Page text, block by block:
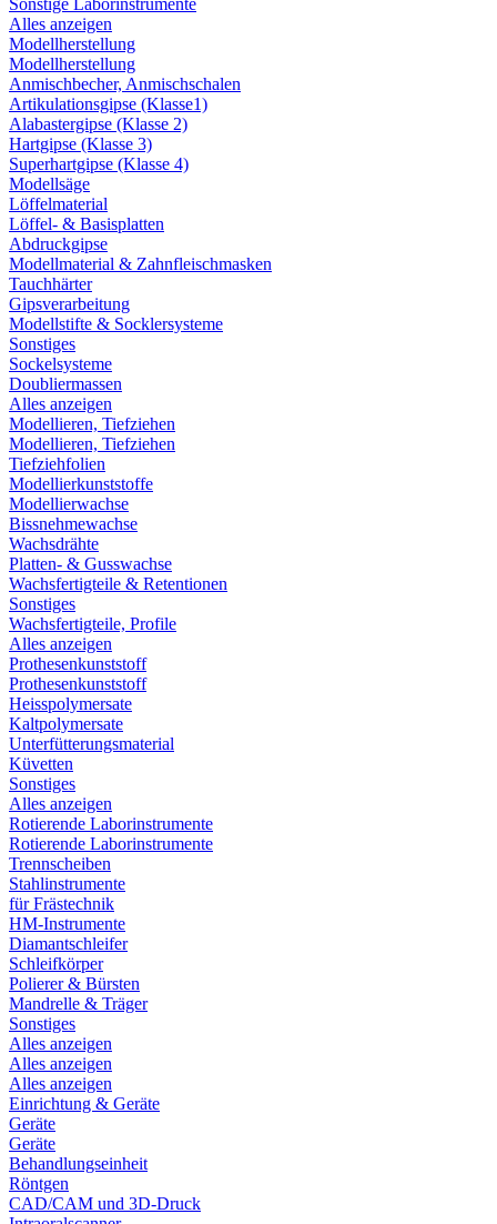
Sonstige Laborinstrumente
Alles anzeigen
Modellherstellung
Modellherstellung
Anmischbecher, Anmischschalen
Artikulationsgipse (Klasse1)
Alabastergipse (Klasse 2)
Hartgipse (Klasse 3)
Superhartgipse (Klasse 4)
Modellsäge
Löffelmaterial
Löffel- & Basisplatten
Abdruckgipse
Modellmaterial & Zahnfleischmasken
Tauchhärter
Gipsverarbeitung
Modellstifte & Socklersysteme
Sonstiges
Sockelsysteme
Doubliermassen
Alles anzeigen
Modellieren, Tiefziehen
Modellieren, Tiefziehen
Tiefziehfolien
Modellierkunststoffe
Modellierwachse
Bissnehmewachse
Wachsdrähte
Platten- & Gusswachse
Wachsfertigteile & Retentionen
Sonstiges
Wachsfertigteile, Profile
Alles anzeigen
Prothesenkunststoff
Prothesenkunststoff
Heisspolymersate
Kaltpolymersate
Unterfütterungsmaterial
Küvetten
Sonstiges
Alles anzeigen
Rotierende Laborinstrumente
Rotierende Laborinstrumente
Trennscheiben
Stahlinstrumente
für Frästechnik
HM-Instrumente
Diamantschleifer
Schleifkörper
Polierer & Bürsten
Mandrelle & Träger
Sonstiges
Alles anzeigen
Alles anzeigen
Alles anzeigen
Einrichtung & Geräte
Geräte
Geräte
Behandlungseinheit
Röntgen
CAD/CAM und 3D-Druck